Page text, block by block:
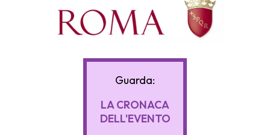
Guarda:
LA CRONACA
DELL'EVENTO